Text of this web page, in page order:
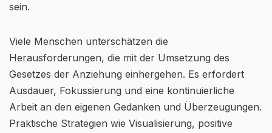
sein.
Viele Menschen unterschätzen die
Herausforderungen, die mit der Umsetzung des
Gesetzes der Anziehung einhergehen. Es erfordert
Ausdauer, Fokussierung und eine kontinuierliche
Arbeit an den eigenen Gedanken und Überzeugungen.
Praktische Strategien wie Visualisierung, positive